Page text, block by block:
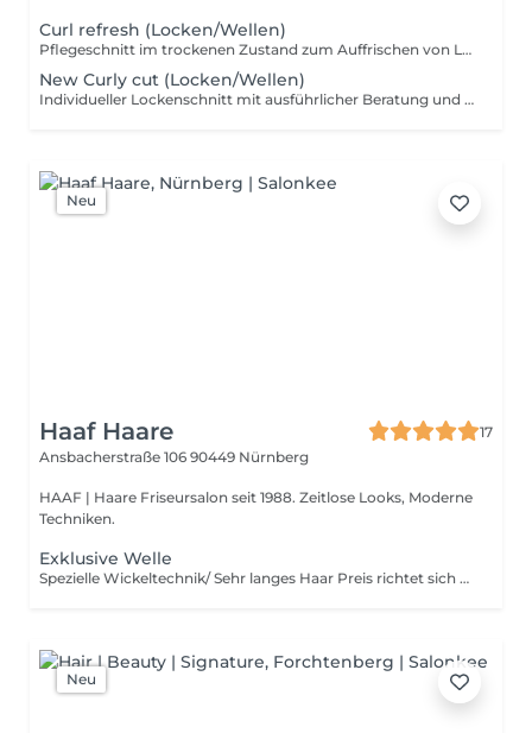
Curl refresh (Locken/Wellen)
Pflegeschnitt im trockenen Zustand zum Auffrischen von Locken & natürlicher Struktur
New Curly cut (Locken/Wellen)
Individueller Lockenschnitt mit ausführlicher Beratung und Analyse Ihrer natürlichen Locken. Der Schnitt erfolgt im trockenen Haar, wird nach der Wäsche und dem Styling kontrolliert und für das bestmögliche Ergebnis präzise nachgearbeitet. Kombiniert mit Calligraphy Cut.
Neu
Haaf Haare
17
Ansbacherstraße 106 90449 Nürnberg
HAAF | Haare Friseursalon seit 1988. Zeitlose Looks, Moderne
Techniken.
Exklusive Welle
Spezielle Wickeltechnik/ Sehr langes Haar Preis richtet sich nach Aufwand und Produktmenge
Neu